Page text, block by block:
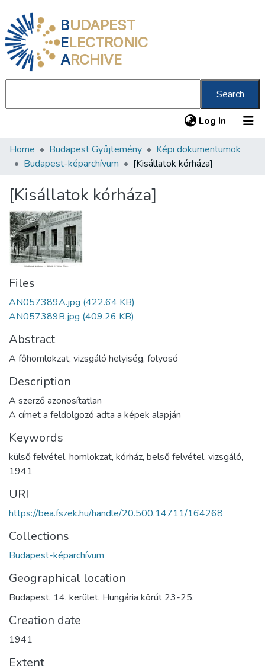
BUDAPEST
ELECTRONIC
ARCHIVE
Search
Log In (current)
Communities & Collections
Statistics
About us
Home Budapest Gyűjtemény
Képi dokumentumok
Budapest-képarchívum
[Kisállatok kórháza]
[Kisállatok kórháza]
Files
AN057389A.jpg (422.64 KB)
AN057389B.jpg (409.26 KB)
Abstract
A főhomlokzat, vizsgáló helyiség, folyosó
Description
A szerző azonosítatlan
A címet a feldolgozó adta a képek alapján
Keywords
külső felvétel, homlokzat, kórház, belső felvétel, vizsgáló,
1941
URI
https://bea.fszek.hu/handle/20.500.14711/164268
Collections
Budapest-képarchívum
Geographical location
Budapest. 14. kerület. Hungária körút 23-25.
Creation date
1941
Extent